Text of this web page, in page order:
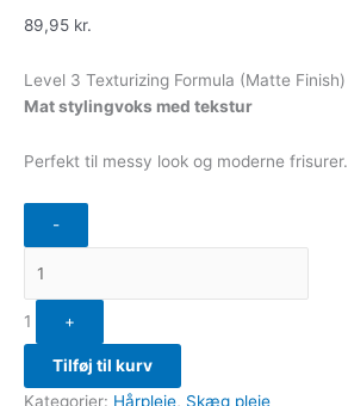
89,95 kr.
Level 3 Texturizing Formula (Matte Finish)
Mat stylingvoks med tekstur
Perfekt til messy look og moderne frisurer.
-
1 +
Tilføj til kurv
Kategorier: Hårpleje, Skæg pleje